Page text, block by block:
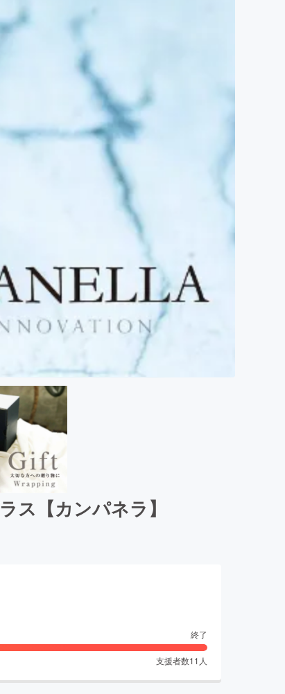
ス【カンパネラ】
終了
支援者数11 人